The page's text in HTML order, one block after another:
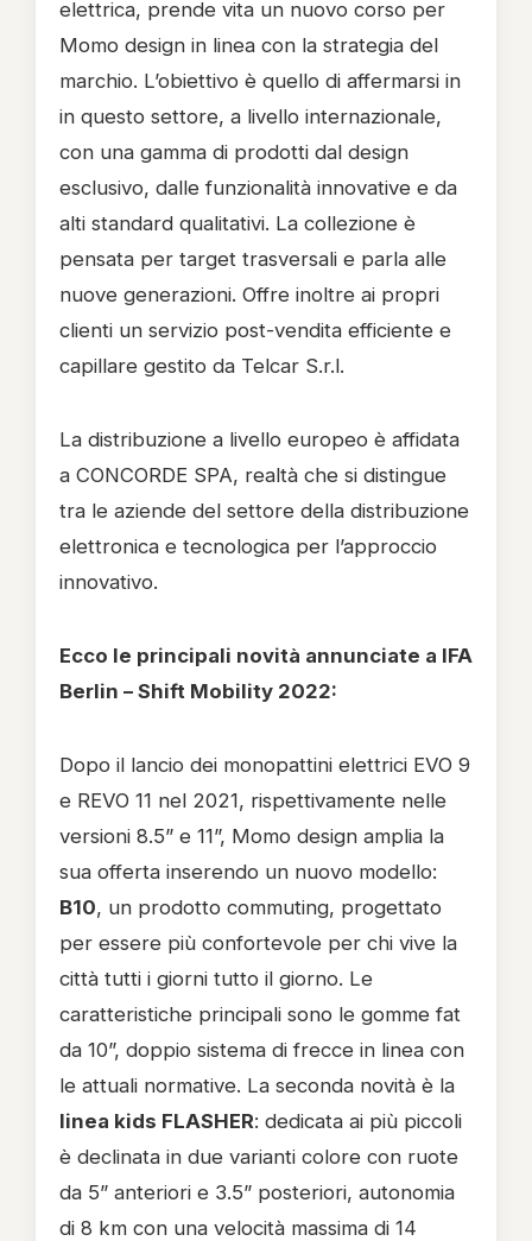
elettrica, prende vita un nuovo corso per
Momo design in linea con la strategia del
marchio. L’obiettivo è quello di affermarsi in
in questo settore, a livello internazionale,
con una gamma di prodotti dal design
esclusivo, dalle funzionalità innovative e da
alti standard qualitativi. La collezione è
pensata per target trasversali e parla alle
nuove generazioni. Offre inoltre ai propri
clienti un servizio post-vendita efficiente e
capillare gestito da Telcar S.r.l.
La distribuzione a livello europeo è affidata
a CONCORDE SPA, realtà che si distingue
tra le aziende del settore della distribuzione
elettronica e tecnologica per l’approccio
innovativo.
Ecco le principali novità annunciate a IFA
Berlin – Shift Mobility 2022:
Dopo il lancio dei monopattini elettrici EVO 9
e REVO 11 nel 2021, rispettivamente nelle
versioni 8.5” e 11”, Momo design amplia la
sua offerta inserendo un nuovo modello:
B10, un prodotto commuting, progettato
per essere più confortevole per chi vive la
città tutti i giorni tutto il giorno. Le
caratteristiche principali sono le gomme fat
da 10”, doppio sistema di frecce in linea con
le attuali normative. La seconda novità è la
linea kids FLASHER: dedicata ai più piccoli
è declinata in due varianti colore con ruote
da 5” anteriori e 3.5” posteriori, autonomia
di 8 km con una velocità massima di 14